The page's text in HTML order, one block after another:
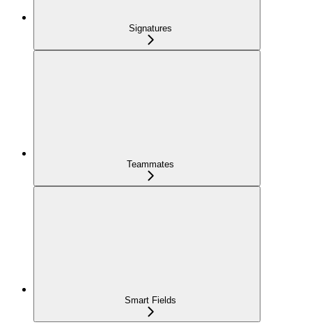
Signatures
Teammates
Smart Fields